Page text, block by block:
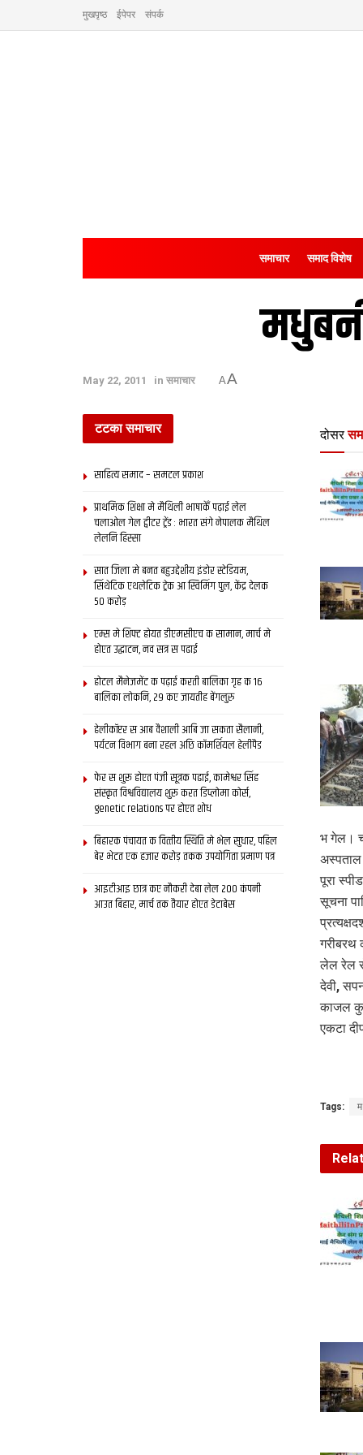
मुखपृष्ठ ईपेपर संपर्क
समाचार समाद विशेष
May 22, 2011 in समाचार AA
दोसर
भ गेल।
पूरा
सूचना
लेल रेल
देवी,
काजल
एकटा
Tags:
टटका समाचार
साहित्य समाद – समटल प्रकाश
प्राथमिक शि‍क्षा मे मैथि‍ली भाषाकेँ पढ़ाई लेल
चलाओल गेल ट्वीटर ट्रेंड : भारत संगे नेपालक मैथिल
लेलनि हिस्सा
सात जिला मे बनत बहुउद्देशीय इंडोर स्‍टेडि‍यम,
सिंथेटिक एथलेटिक ट्रेक आ स्विमिंग पुल, केंद्र देलक
50 करोड़
एम्स मे शिफ्ट होयत डीएमसीएच क सामान, मार्च मे
होएत उद्घाटन, नव सत्र स पढाई
होटल मैनेजमेंट क पढ़ाई करती बालिका गृह क 16
बालिका लोकनि, 29 कए जायतीह बेंगलुरु
हेलीकॉप्टर स आब वैशाली आबि जा सकता सैलानी,
पर्यटन विभाग बना रहल अछि कॉमर्शियल हेलीपैड
फेर स शुरू होएत पंजी सूत्रक पढाई, कामेश्वर सिंह
संस्कृत विश्वविद्यालय शुरू करत डिप्लोमा कोर्स,
genetic relations पर होएत शोध
बिहारक पंचायत क वित्‍तीय स्थिति मे भेल सुधार, पहिल
बेर भेटत एक हजार करोड़ तकक उपयोगिता प्रमाण पत्र
आइटीआइ छात्र कए नौकरी देबा लेल 200 कंपनी
आउत बिहार, मार्च तक तैयार होएत डेटाबेस